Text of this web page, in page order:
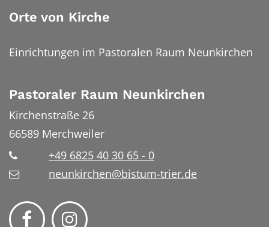
Orte von Kirche
Einrichtungen im Pastoralen Raum Neunkirchen
Pastoraler Raum Neunkirchen
Kirchenstraße 26
66589 Merchweiler
+49 6825 40 30 65 - 0
neunkirchen@bistum-trier.de